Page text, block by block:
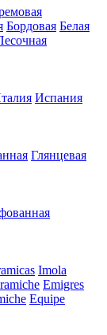
Бордовая Белая
Испания
Глянцевая
Imola
Emigres
Equipe